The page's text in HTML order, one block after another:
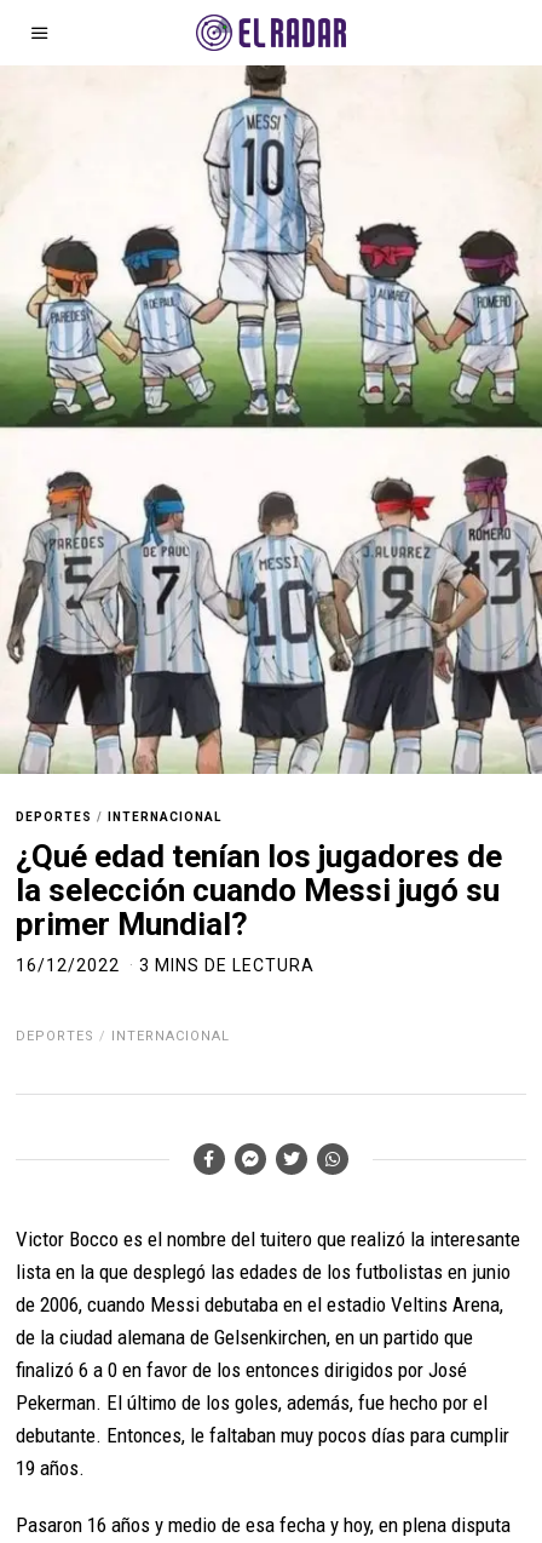
DEPORTES / INTERNACIONAL
¿Qué edad tenían los jugadores de
la selección cuando Messi jugó su
primer Mundial?
16/12/2022 3 MINS DE LECTURA
DEPORTES / INTERNACIONAL
Victor Bocco es el nombre del tuitero que realizó la interesante
lista en la que desplegó las edades de los futbolistas en junio
de 2006, cuando Messi debutaba en el estadio Veltins Arena,
de la ciudad alemana de Gelsenkirchen, en un partido que
finalizó 6 a 0 en favor de los entonces dirigidos por José
Pekerman. El último de los goles, además, fue hecho por el
debutante. Entonces, le faltaban muy pocos días para cumplir
19 años.
Pasaron 16 años y medio de esa fecha y hoy, en plena disputa